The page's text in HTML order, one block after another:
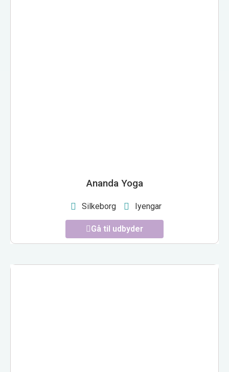
Ananda Yoga
Silkeborg Iyengar
Gå til udbyder